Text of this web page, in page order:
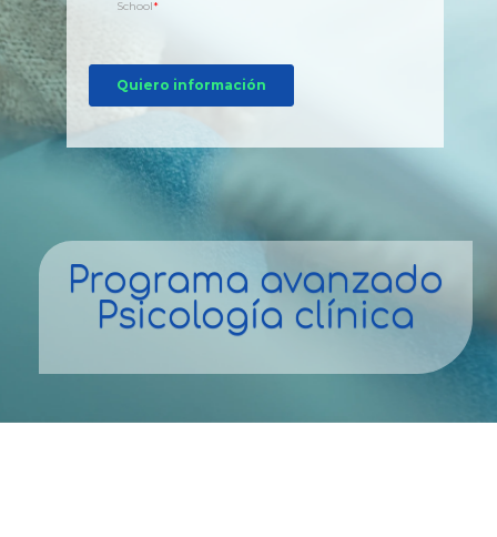
Programa avanzado
Psicología clínica